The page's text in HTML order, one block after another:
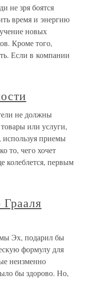
не зря боятся
время и энергию
новых
Кроме того,
Если в компании
не должны
или услуги,
используя приемы
то, чего хочет
колеблется, первым
Эх, подарил бы
формулу для
неизменно
бы здорово. Но,